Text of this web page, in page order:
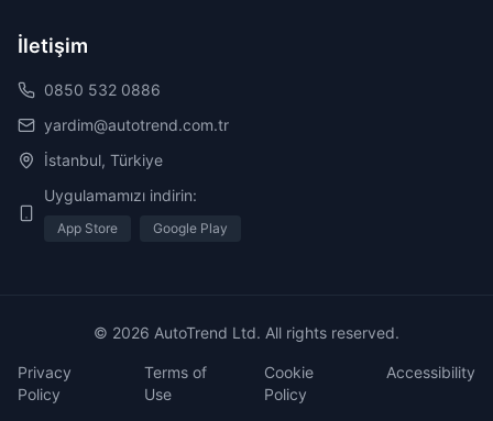
İletişim
0850 532 0886
yardim@autotrend.com.tr
İstanbul, Türkiye
Uygulamamızı indirin:
App Store Google Play
© 2026 AutoTrend Ltd. All rights reserved.
Privacy
Policy
Terms of
Use
Cookie
Policy
Accessibility